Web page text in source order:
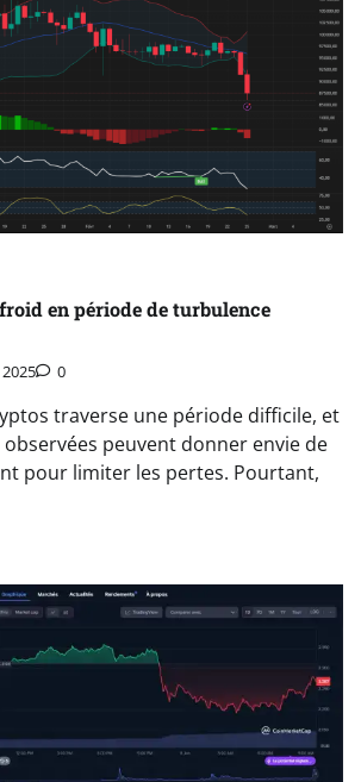
en période de turbulence
0
traverse une période difficile, et
peuvent donner envie de
pour limiter les pertes. Pourtant,